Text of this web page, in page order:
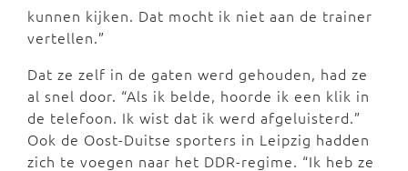
kunnen kijken. Dat mocht ik niet aan de trainer
vertellen.”
Dat ze zelf in de gaten werd gehouden, had ze
al snel door. “Als ik belde, hoorde ik een klik in
de telefoon. Ik wist dat ik werd afgeluisterd.”
Ook de Oost-Duitse sporters in Leipzig hadden
zich te voegen naar het DDR-regime. “Ik heb ze